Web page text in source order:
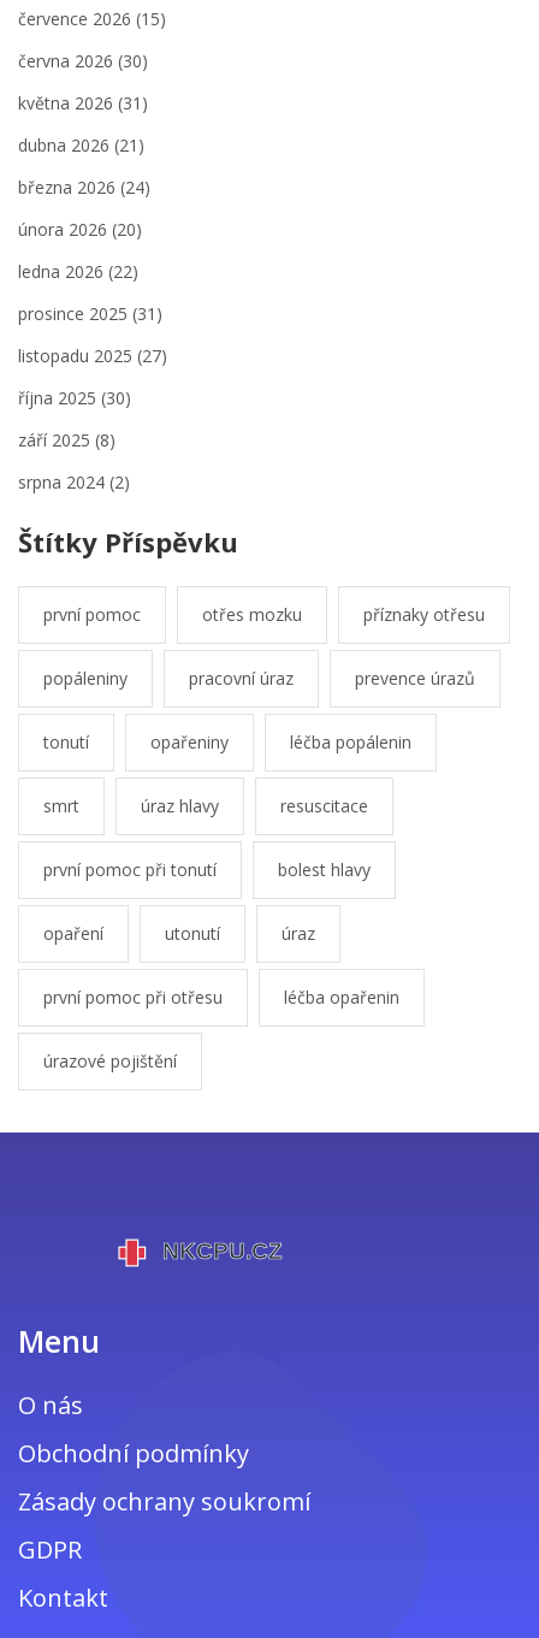
července 2026 (15)
června 2026 (30)
května 2026 (31)
dubna 2026 (21)
března 2026 (24)
února 2026 (20)
ledna 2026 (22)
prosince 2025 (31)
listopadu 2025 (27)
října 2025 (30)
září 2025 (8)
srpna 2024 (2)
Štítky Příspěvku
první pomoc otřes mozku příznaky otřesu
popáleniny pracovní úraz prevence úrazů
tonutí opařeniny léčba popálenin
smrt úraz hlavy resuscitace
první pomoc při tonutí bolest hlavy
opaření utonutí úraz
první pomoc při otřesu léčba opařenin
úrazové pojištění
Menu
O nás
Obchodní podmínky
Zásady ochrany soukromí
GDPR
Kontakt